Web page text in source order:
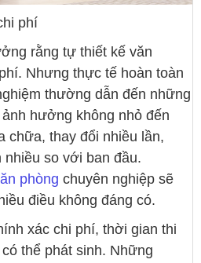
phí
rằng tự thiết kế văn
Nhưng thực tế hoàn toàn
thường dẫn đến những
hưởng không nhỏ đến
chữa, thay đổi nhiều lần,
so với ban đầu.
phòng chuyên nghiệp sẽ
điều không đáng có.
xác chi phí, thời gian thi
thể phát sinh. Những